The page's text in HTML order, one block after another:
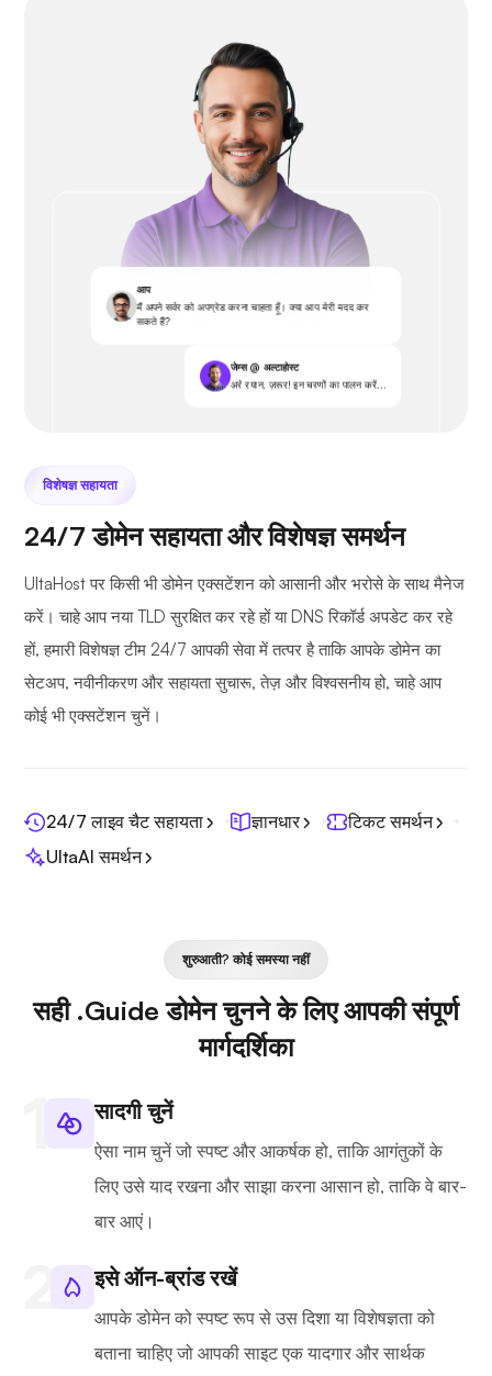
आप
मैं अपने सर्वर को अपग्रेड करना चाहता हूँ। क्या आप मेरी मदद कर
सकते हैं?
जेम्स @ अल्टाहोस्ट
अरे रयान, ज़रूर! इन चरणों का पालन करें...
विशेषज्ञ सहायता
24/7 डोमेन सहायता और विशेषज्ञ समर्थन
UltaHost पर किसी भी डोमेन एक्सटेंशन को आसानी और भरोसे के साथ मैनेज
करें। चाहे आप नया TLD सुरक्षित कर रहे हों या DNS रिकॉर्ड अपडेट कर रहे
हों, हमारी विशेषज्ञ टीम 24/7 आपकी सेवा में तत्पर है ताकि आपके डोमेन का
सेटअप, नवीनीकरण और सहायता सुचारू, तेज़ और विश्वसनीय हो, चाहे आप
कोई भी एक्सटेंशन चुनें।
24/7 लाइव चैट सहायता ज्ञानधार
टिकट समर्थन
UltaAI समर्थन
शुरुआती? कोई समस्या नहीं
सही .Guide डोमेन चुनने के लिए आपकी संपूर्ण
मार्गदर्शिका
सादगी चुनें
ऐसा नाम चुनें जो स्पष्ट और आकर्षक हो, ताकि आगंतुकों के
लिए उसे याद रखना और साझा करना आसान हो, ताकि वे बार-
बार आएं।
इसे ऑन-ब्रांड रखें
आपके डोमेन को स्पष्ट रूप से उस दिशा या विशेषज्ञता को
बताना चाहिए जो आपकी साइट एक यादगार और सार्थक